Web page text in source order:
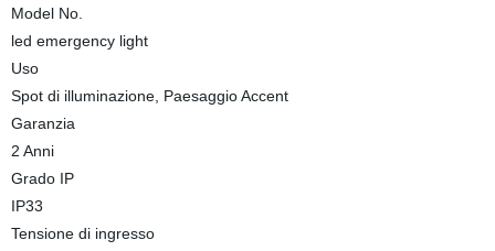
Model No.
led emergency light
Uso
Spot di illuminazione, Paesaggio Accent
Garanzia
2 Anni
Grado IP
IP33
Tensione di ingresso